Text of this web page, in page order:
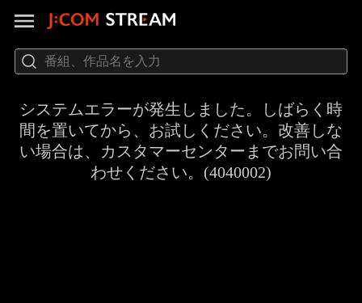
システムエラーが発生しました。しばらく時
間を置いてから、お試しください。改善しな
い場合は、カスタマーセンターまでお問い合
わせください。(4040002)